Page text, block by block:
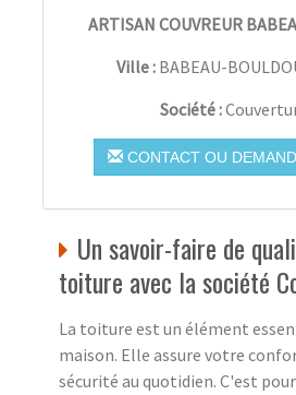
ARTISAN COUVREUR
Ville : BABEAU-
Société :
CONTACT OU
Un savoir-faire de
toiture avec la société
La toiture est un élément
maison. Elle assure votre
sécurité au quotidien. C'est